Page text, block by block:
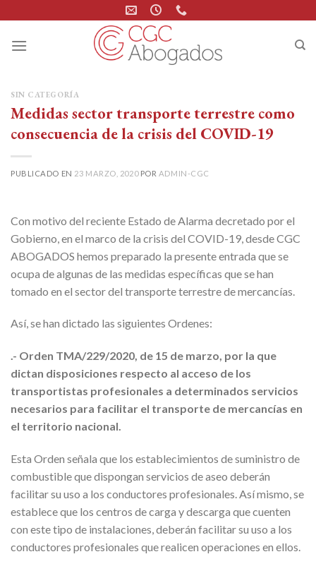
content
SIN CATEGORÍA
Medidas sector transporte terrestre como
consecuencia de la crisis del COVID-19
PUBLICADO EN 23 MARZO, 2020POR ADMIN-CGC
Con motivo del reciente Estado de Alarma decretado por el
Gobierno, en el marco de la crisis del COVID-19, desde CGC
ABOGADOS hemos preparado la presente entrada que se
ocupa de algunas de las medidas específicas que se han
tomado en el sector del transporte terrestre de mercancías.
Así, se han dictado las siguientes Ordenes:
.- Orden TMA/229/2020, de 15 de marzo, por la que
dictan disposiciones respecto al acceso de los
transportistas profesionales a determinados servicios
necesarios para facilitar el transporte de mercancías en
el territorio nacional.
Esta Orden señala que los establecimientos de suministro de
combustible que dispongan servicios de aseo deberán
facilitar su uso a los conductores profesionales. Así mismo, se
establece que los centros de carga y descarga que cuenten
con este tipo de instalaciones, deberán facilitar su uso a los
conductores profesionales que realicen operaciones en ellos.